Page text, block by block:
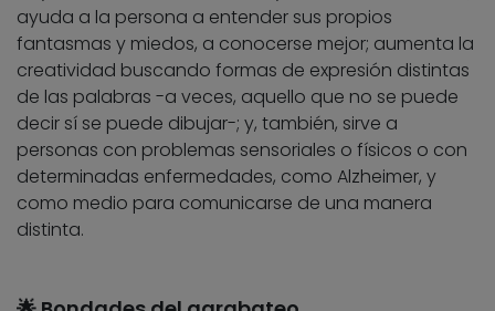
ayuda a la persona a entender sus propios
fantasmas y miedos, a conocerse mejor; aumenta la
creatividad buscando formas de expresión distintas
de las palabras -a veces, aquello que no se puede
decir sí se puede dibujar-; y, también, sirve a
personas con problemas sensoriales o físicos o con
determinadas enfermedades, como Alzheimer, y
como medio para comunicarse de una manera
distinta.